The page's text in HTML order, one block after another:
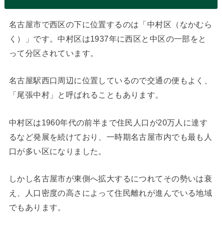
名古屋市で西区の下に位置するのは「中村区（なかむら
く）」です。中村区は1937年に西区と中区の一部をと
って分区されています。
名古屋駅西口周辺に位置しているので交通の便もよく、
「尾張中村」と呼ばれることもあります。
中村区は1960年代の前半まで住民人口が20万人に達す
るなど発展を続けており、一時期名古屋市内でも最も人
口が多い区になりました。
しかし名古屋市が東側へ拡大するにつれてその勢いは衰
え、人口密度の高さによって住民離れが進んでいる地域
でもあります。